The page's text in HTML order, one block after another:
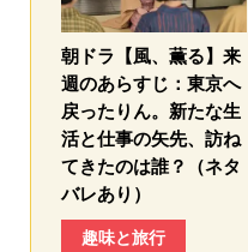
朝ドラ【風、薫る】来
週のあらすじ：東京へ
戻ったりん。新たな生
活と仕事の矢先、訪ね
てきたのは誰？（ネタ
バレあり）
趣味と旅行